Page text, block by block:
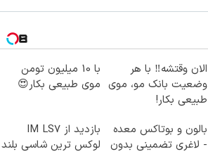
الان وقتشه‼️ با هر
وضعیت بانک مو، موی
طبیعی بکار!
با 10 میلیون تومن
موی طبیعی بکار😍
بالون و بوتاکس معده
- لاغری تضمینی بدون
بازدید از IM LS7
لوکس ترین شاسی بلند